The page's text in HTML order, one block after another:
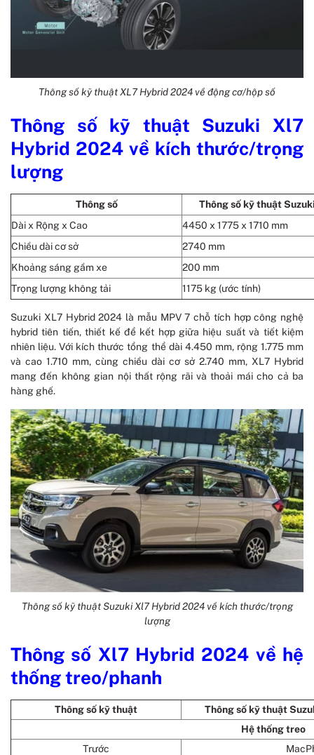
Thông số kỹ thuật XL7 Hybrid 2024 về động cơ/hộp số
Thông số kỹ thuật Suzuki Xl7
Hybrid 2024 về kích thước/trọng
lượng
Thông số
Thông số kỹ thuật
Dài x Rộng x Cao
4450 x 1775 x 1710 mm
Chiều dài cơ sở
2740 mm
Khoảng sáng gầm xe
200 mm
Trọng lượng không tải
1175 kg (ước tính)
Suzuki XL7 Hybrid 2024 là mẫu MPV 7 chỗ tích hợp công nghệ
hybrid tiên tiến, thiết kế để kết hợp giữa hiệu suất và tiết kiệm
nhiên liệu. Với kích thước tổng thể dài 4.450 mm, rộng 1.775 mm
và cao 1.710 mm, cùng chiều dài cơ sở 2.740 mm, XL7 Hybrid
mang đến không gian nội thất rộng rãi và thoải mái cho cả ba
hàng ghế.
Thông số kỹ thuật Suzuki Xl7 Hybrid 2024 về kích thước/trọng
lượng
Thông số Xl7 Hybrid 2024 về hệ
thống treo/phanh
Thông số kỹ thuật
Thông số kỹ thuật
Hệ thống treo
Trước